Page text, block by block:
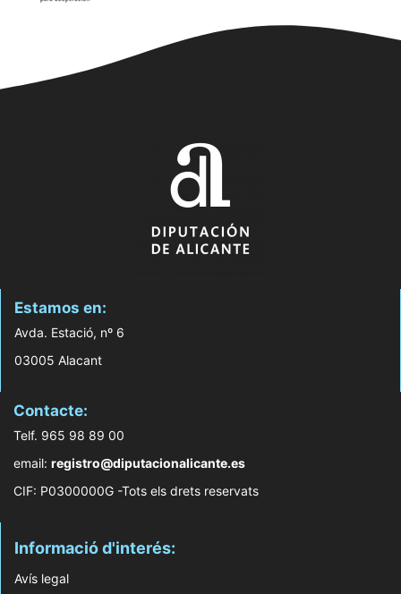
Estamos en:
Avda. Estació, nº 6
03005 Alacant
Contacte:
Telf. 965 98 89 00
email: registro@diputacionalicante.es
CIF: P0300000G -Tots els drets reservats
Informació d'interés:
Avís legal